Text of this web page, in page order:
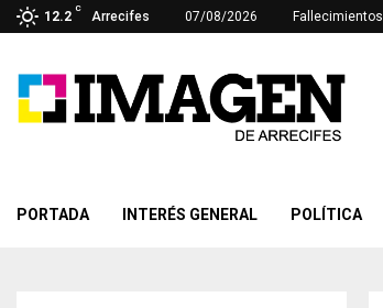
12.2
C
Arrecifes 07/08/2026 Fallecimientos
PORTADA INTERÉS GENERAL POLÍTICA